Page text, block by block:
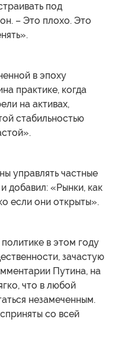
под
– Это плохо. Это
в эпоху
практике, когда
на активах,
стабильностью
управлять частные
добавил: «Рынки, как
если они открыты».
в этом году
зачастую
Путина, на
что в любой
незамеченным.
со всей